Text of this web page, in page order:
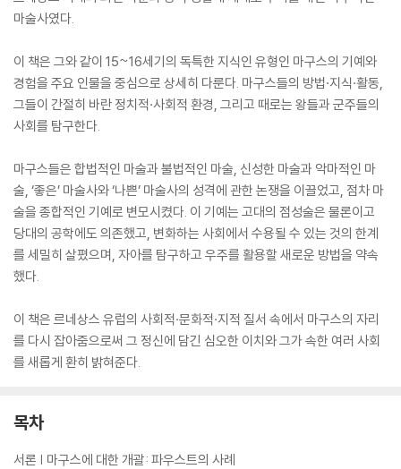
마술사였다.
이 책은 그와 같이 15~16세기의 독특한 지식인 유형인 마구스의 기예와
경험을 주요 인물을 중심으로 상세히 다룬다. 마구스들의 방법·지식·활동,
그들이 간절히 바란 정치적·사회적 환경, 그리고 때로는 왕들과 군주들의
사회를 탐구한다.
마구스들은 합법적인 마술과 불법적인 마술, 신성한 마술과 악마적인 마
술, ‘좋은’ 마술사와 ‘나쁜’ 마술사의 성격에 관한 논쟁을 이끌었고, 점차 마
술을 종합적인 기예로 변모시켰다. 이 기예는 고대의 점성술은 물론이고
당대의 공학에도 의존했고, 변화하는 사회에서 수용될 수 있는 것의 한계
를 세밀히 살폈으며, 자아를 탐구하고 우주를 활용할 새로운 방법을 약속
했다.
이 책은 르네상스 유럽의 사회적·문화적·지적 질서 속에서 마구스의 자리
를 다시 잡아줌으로써 그 정신에 담긴 심오한 이치와 그가 속한 여러 사회
를 새롭게 환히 밝혀준다.
목차
서론 | 마구스에 대한 개괄: 파우스트의 사례